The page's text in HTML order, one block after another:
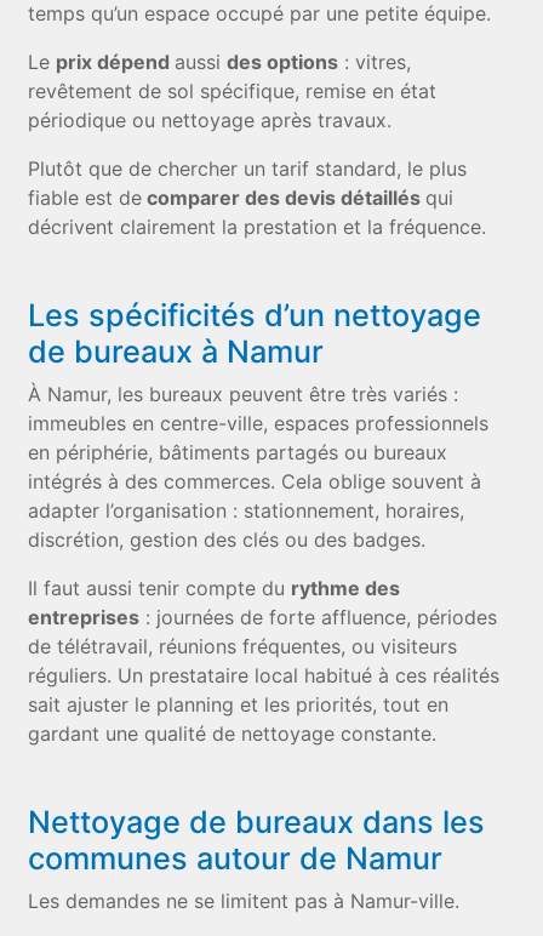
temps qu’un espace occupé par une petite équipe.
Le prix dépend aussides options : vitres,
revêtement de sol spécifique, remise en état
périodique ou nettoyage après travaux.
Plutôt que de chercher un tarif standard, le plus
fiable est de comparer des devis détaillés qui
décrivent clairement la prestation et la fréquence.
Les spécificités d’un nettoyage
de bureaux à Namur
À Namur, les bureaux peuvent être très variés :
immeubles en centre-ville, espaces professionnels
en périphérie, bâtiments partagés ou bureaux
intégrés à des commerces. Cela oblige souvent à
adapter l’organisation : stationnement, horaires,
discrétion, gestion des clés ou des badges.
Il faut aussi tenir compte du rythme des
entreprises : journées de forte affluence, périodes
de télétravail, réunions fréquentes, ou visiteurs
réguliers. Un prestataire local habitué à ces réalités
sait ajuster le planning et les priorités, tout en
gardant une qualité de nettoyage constante.
Nettoyage de bureaux dans les
communes autour de Namur
Les demandes ne se limitent pas à Namur-ville.